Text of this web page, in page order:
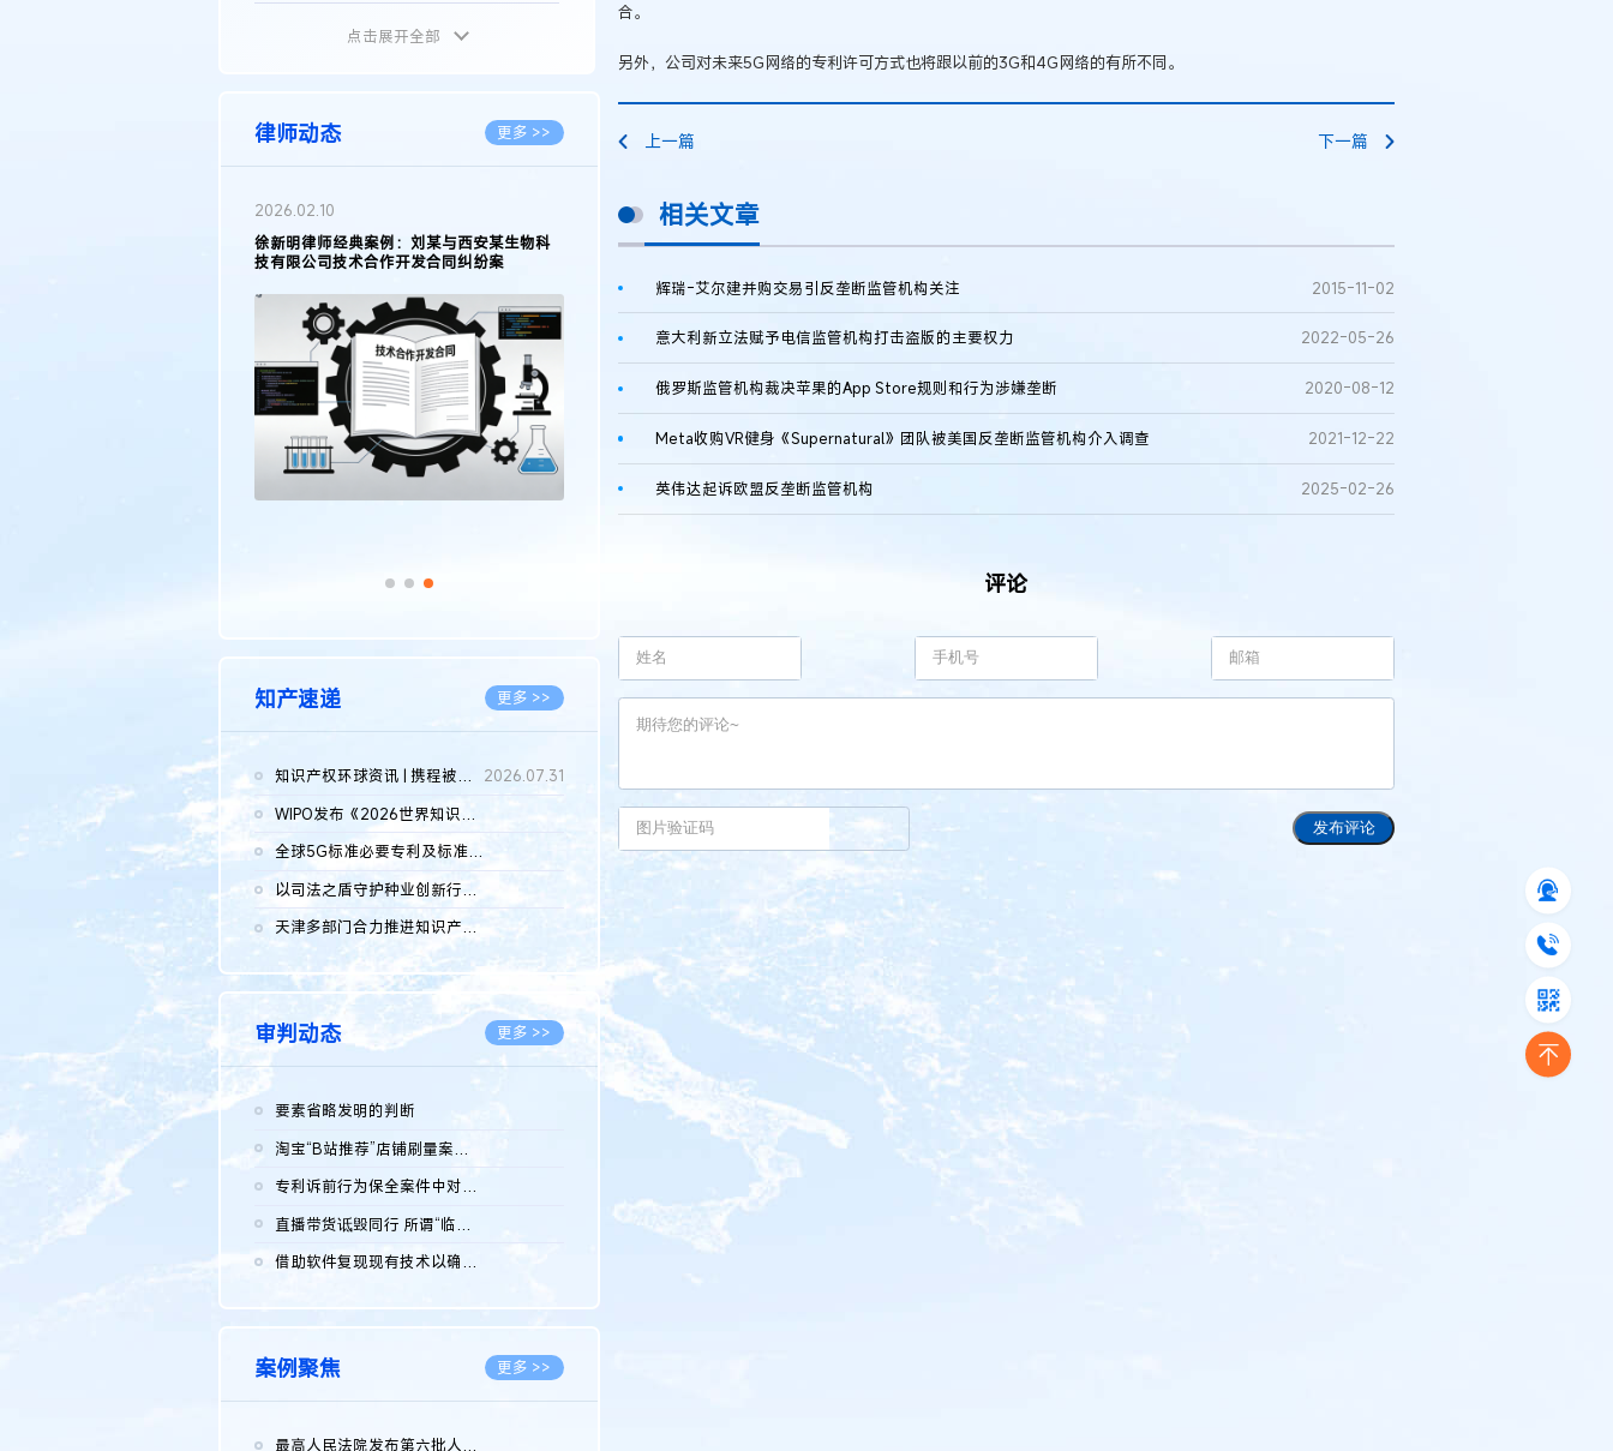
植物新品种
地理标志 更多 >>
集成电路布图设计
传统文化 更多 >>
点击展开全部
律师动态 更多 >>
2026.05.11
徐新明律师接受《天津日报》采访：解读
2025年度天津市专利行政保护案例
2026.03.09
著名知识产权律师徐新明接受《中国经营
挑战与应对策略
徐新明律师经典案例：刘某与西安某生物科
知产速递 更多 >>
知识产权环球资讯 | 携程被市监总局罚51.79亿；瑞幸泰国商标案上...
2026.07.31
WIPO发布《2026世界知识产权报告》 含报告全文
全球5G标准必要专利及标准提案研究报告（2026年）全文发布
以司法之盾守护种业创新行稳致远
2026.08.05
天津多部门合力推进知识产权保护工作
2026.08.05
审判动态 更多 >>
要素省略发明的判断
淘宝“B站推荐”店铺刷量案维持原判，两被告连带赔偿150万元
专利诉前行为保全案件中对仿制药申请人曾作出三类声明的考量及违...
直播带货诋毁同行 所谓“临场发挥”不免责
借助软件复现现有技术以确认相关参数特征是否被公开
案例聚焦 更多 >>
最高人民法院发布第六批人民法院种业知识产权司法保护典型案例 含...
合。
另外，公司对未来5G网络的专利许可方式也将跟以前的3G和4G网络的有所不同。
上一篇 下一篇
相关文章
辉瑞-艾尔建并购交易引反垄断监管机构关注 2015-11-02
意大利新立法赋予电信监管机构打击盗版的主要权力 2022-05-26
俄罗斯监管机构裁决苹果的App Store规则和行为涉嫌垄断 2020-08-12
Meta收购VR健身《Supernatural》团队被美国反垄断监管机构介入调查 2021-12-22
英伟达起诉欧盟反垄断监管机构 2025-02-26
评论
发布评论